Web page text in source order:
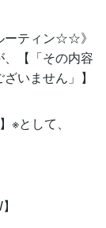
ーティン☆☆》
【「その内容
いません」】
※として、